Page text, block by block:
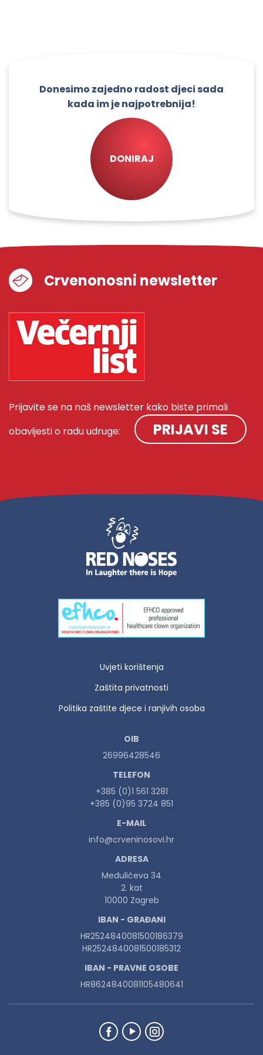
Donesimo zajedno radost djeci sada
kada im je najpotrebnija!
DONIRAJ
Crvenonosni newsletter
Prijavite se na naš newsletter kako biste primali
obavijesti o radu udruge:
PRIJAVI SE
Uvjeti korištenja
Zaštita privatnosti
Politika zaštite djece i ranjivih osoba
OIB
26996428546
TELEFON
+385 (0)1 561 3281
+385 (0)95 3724 851
E-MAIL
info@crveninosovi.hr
ADRESA
Medulićeva 34
2. kat
10000 Zagreb
IBAN - GRAĐANI
HR2524840081500186379
HR2524840081500185312
IBAN - PRAVNE OSOBE
HR8624840081105480641